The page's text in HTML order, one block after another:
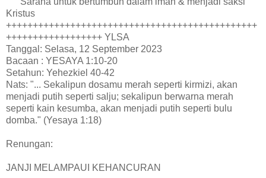
Kristus
+++++++++++++++++++++++++++++++++++++++++++++++
++++++++++++++++++ YLSA
Tanggal: Selasa, 12 September 2023
Bacaan : YESAYA 1:10-20
Setahun: Yehezkiel 40-42
Nats: "... Sekalipun dosamu merah seperti kirmizi, akan
menjadi putih seperti salju; sekalipun berwarna merah
seperti kain kesumba, akan menjadi putih seperti bulu
domba." (Yesaya 1:18)
Renungan:
JANJI MELAMPAUI KEHANCURAN